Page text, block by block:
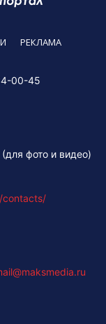
РЕКЛАМА
00-45
(для фото и видео)
contacts/